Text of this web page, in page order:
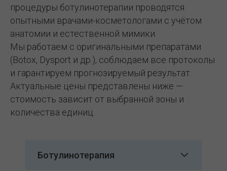
процедуры ботулинотерапии проводятся
опытными врачами-косметологами с учётом
анатомии и естественной мимики.
Мы работаем с оригинальными препаратами
(Botox, Dysport и др.), соблюдаем все протоколы
и гарантируем прогнозируемый результат.
Актуальные цены представлены ниже —
стоимость зависит от выбранной зоны и
количества единиц.
Ботулинотерапия